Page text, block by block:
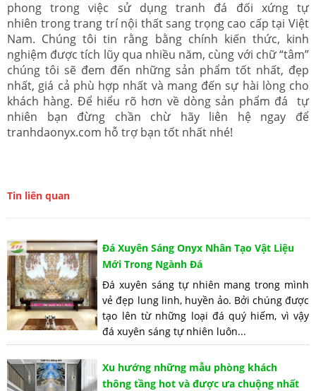
phong trong việc sử dụng tranh đá đối xứng tự
nhiên trong trang trí nội thất sang trọng cao cấp tại Việt
Nam. Chúng tôi tin rằng bằng chính kiến thức, kinh
nghiệm được tích lũy qua nhiều năm, cùng với chữ “tâm”
chúng tôi sẽ đem đến những sản phẩm tốt nhất, đẹp
nhất, giá cả phù hợp nhất và mang đến sự hài lòng cho
khách hàng. Để hiểu rõ hơn về dòng sản phẩm đá tự
nhiên bạn đừng chần chừ hãy liên hệ ngay để
tranhdaonyx.com hỗ trợ bạn tốt nhất nhé!
Tin liên quan
Đá Xuyên Sáng Onyx Nhân Tạo Vật Liệu
Mới Trong Ngành Đá
Đá xuyên sáng tự nhiên mang trong mình
vẻ đẹp lung linh, huyền ảo. Bởi chúng được
tạo lên từ những loại đá quý hiếm, vì vậy
đá xuyên sáng tự nhiên luôn...
Xu hướng những mẫu phòng khách
thông tầng hot và được ưa chuộng nhất